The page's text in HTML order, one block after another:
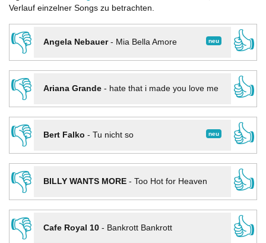
Verlauf einzelner Songs zu betrachten.
👎 neu
Angela Nebauer- Mia Bella Amore
👍
👎
Ariana Grande- hate that i made you love me
👍
👎
neu
Bert Falko - Tu nicht so
👍
👎
BILLY WANTS MORE- Too Hot for Heaven
👍
👎
Cafe Royal 10- Bankrott Bankrott
👍